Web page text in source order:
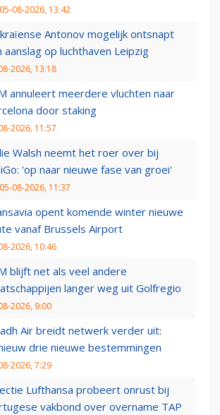
05-08-2026, 13:42
Antonov mogelijk ontsnapt
aanslag op luchthaven Leipzig
2026, 13:18
annuleert meerdere vluchten naar
door staking
2026, 11:57
Walsh neemt het roer over bij
'op naar nieuwe fase van groei'
05-08-2026, 11:37
opent komende winter nieuwe
vanaf Brussels Airport
2026, 10:46
blijft net als veel andere
langer weg uit Golfregio
2026, 9:00
Air breidt netwerk verder uit:
drie nieuwe bestemmingen
2026, 7:29
Lufthansa probeert onrust bij
vakbond over overname TAP